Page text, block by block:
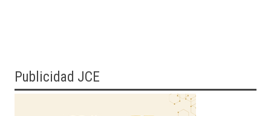
Publicidad JCE